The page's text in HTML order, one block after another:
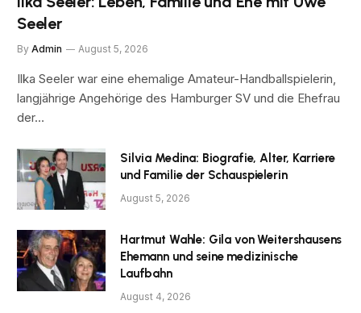
Seeler
By Admin August 5, 2026
Ilka Seeler war eine ehemalige Amateur-Handballspielerin,
langjährige Angehörige des Hamburger SV und die Ehefrau
der…
Silvia Medina: Biografie, Alter, Karriere
und Familie der Schauspielerin
August 5, 2026
Hartmut Wahle: Gila von Weitershausens
Ehemann und seine medizinische
Laufbahn
August 4, 2026